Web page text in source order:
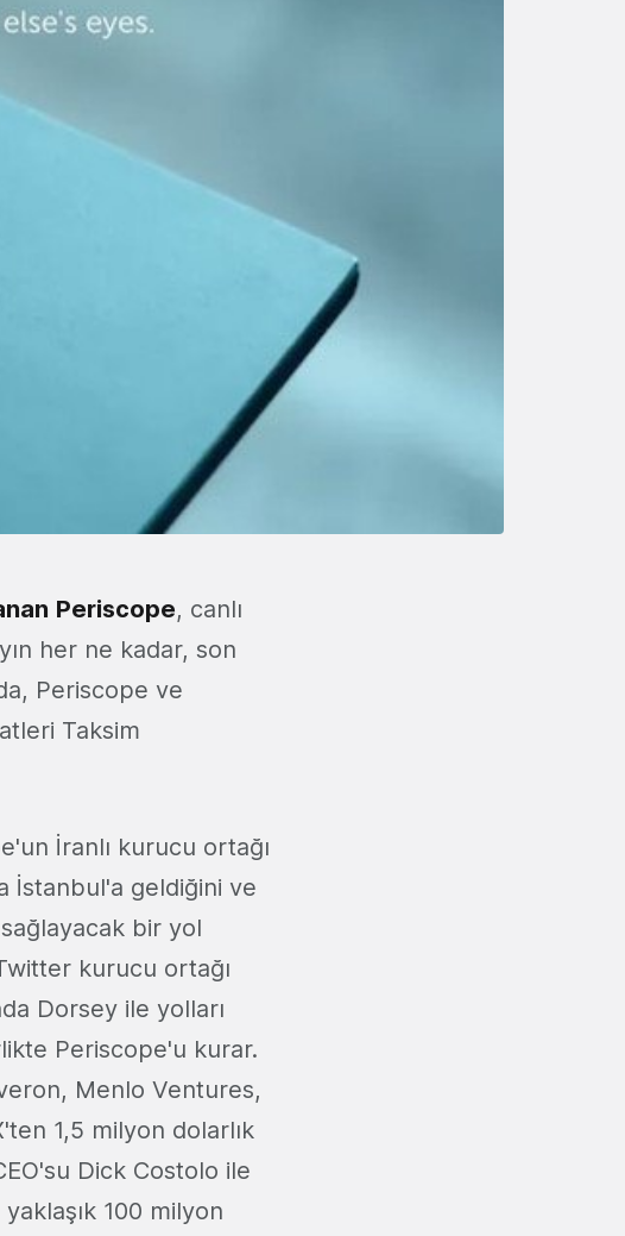
Periscope, canlı
her ne kadar, son
Periscope ve
Taksim
İranlı kurucu ortağı
İstanbul'a geldiğini ve
bir yol
kurucu ortağı
Dorsey ile yolları
Periscope'u kurar.
Menlo Ventures,
1,5 milyon dolarlık
Dick Costolo ile
100 milyon